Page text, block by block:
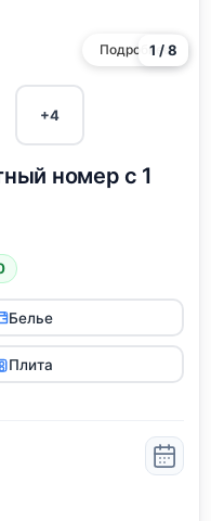
Подробнее
1 / 8
+4
номер с 1
Белье
Плита